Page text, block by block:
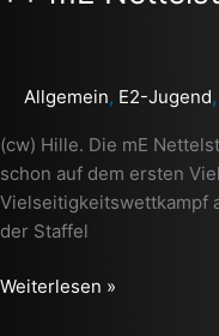
Allgemein, E2-Jugend,
(cw) Hille. Die mE
schon auf dem ersten
Vielseitigkeitswettkampf
der Staffel
Weiterlesen »